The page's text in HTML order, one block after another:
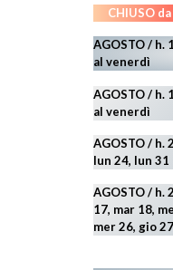
CHIUSO
AGOSTO / h.
al venerdì
AGOSTO/ h.
al venerdì
AGOSTO / h.
lun 24, lun 31
AGOSTO/ h.
17, mar 18,
mer 26, gio